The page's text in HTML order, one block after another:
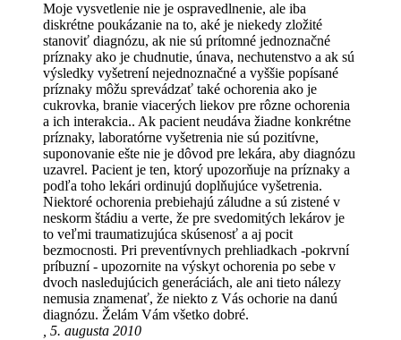
Moje vysvetlenie nie je ospravedlnenie, ale iba
diskrétne poukázanie na to, aké je niekedy zložité
stanoviť diagnózu, ak nie sú prítomné jednoznačné
príznaky ako je chudnutie, únava, nechutenstvo a ak sú
výsledky vyšetrení nejednoznačné a vyššie popísané
príznaky môžu sprevádzať také ochorenia ako je
cukrovka, branie viacerých liekov pre rôzne ochorenia
a ich interakcia.. Ak pacient neudáva žiadne konkrétne
príznaky, laboratórne vyšetrenia nie sú pozitívne,
suponovanie ešte nie je dôvod pre lekára, aby diagnózu
uzavrel. Pacient je ten, ktorý upozorňuje na príznaky a
podľa toho lekári ordinujú doplňujúce vyšetrenia.
Niektoré ochorenia prebiehajú záludne a sú zistené v
neskorm štádiu a verte, že pre svedomitých lekárov je
to veľmi traumatizujúca skúsenosť a aj pocit
bezmocnosti. Pri preventívnych prehliadkach -pokrvní
príbuzní - upozornite na výskyt ochorenia po sebe v
dvoch nasledujúcich generáciách, ale ani tieto nálezy
nemusia znamenať, že niekto z Vás ochorie na danú
diagnózu. Želám Vám všetko dobré.
, 5. augusta 2010